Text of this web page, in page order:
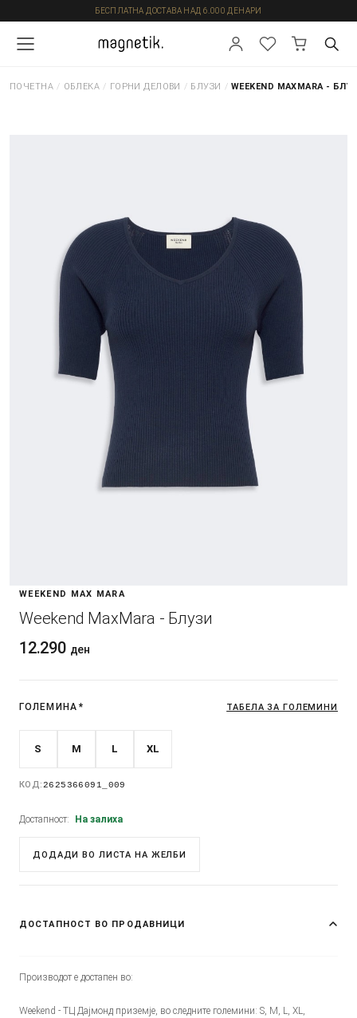
БЕСПЛАТНА ДОСТАВА НАД 6.000 ДЕНАРИ
ПОЧЕТНА / ОБЛЕКА / ГОРНИ ДЕЛОВИ / БЛУЗИ / WEEKEND MAXMARA -
WEEKEND MAX MARA
Weekend MaxMara - Блузи
12.290 ден
ГОЛЕМИНА * ТАБЕЛА ЗА ГОЛЕМИНИ
S M L XL
КОД:2625366091_009
Достапност: На залиха
ДОДАДИ ВО ЛИСТА НА ЖЕЛБИ
ДОСТАПНОСТ ВО ПРОДАВНИЦИ
Производот е достапен во:
Weekend - ТЦ Дајмонд приземје, во следните големини: S, M, L, XL,